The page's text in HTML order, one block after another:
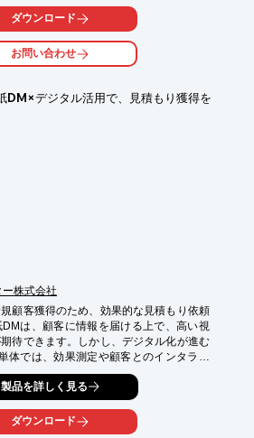
プル送付
の特典提供
ダウンロード
お問い合わせ
DM×デジタル活用で、見積もり獲得を
株式会社
顧客獲得のため、効果的な見積もり依頼
は、顧客に情報を届ける上で、高い視
待できます。しかし、デジタル化が進む
体では、効果測定や顧客とのインタラク
す。本資料は、紙DMとデジタル施策を組
もり依頼の増加を目指します。
検討している顧客へのアプローチ
製品を詳しく見る
ダウンロード